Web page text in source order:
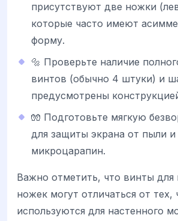
присутствуют две ножки
которые часто имеют
форму.
🔩 Проверьте наличие
винтов (обычно 4 штуки) и
предусмотрены
🧤 Подготовьте мягкую
для защиты экрана от пыли и
микроцарапин.
Важно отметить, что винты для
ножек могут отличаться от тех,
используются для настенного